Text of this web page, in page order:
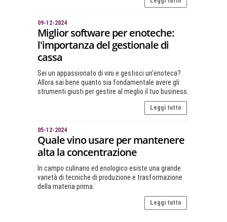
09-12-2024
Miglior software per enoteche:
l'importanza del gestionale di
cassa
Sei un appassionato di vini e gestisci un'enoteca?
Allora sai bene quanto sia fondamentale avere gli
strumenti giusti per gestire al meglio il tuo business.
Leggi tutto
05-12-2024
Quale vino usare per mantenere
alta la concentrazione
In campo culinario ed enologico esiste una grande
varietà di tecniche di produzione e trasformazione
della materia prima.
Leggi tutto